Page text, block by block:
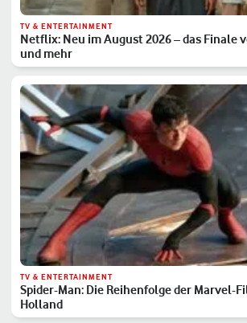
TV & ENTERTAINMENT
Netflix: Neu im August 2026 – das Finale
und mehr
TV & ENTERTAINMENT
Spider-Man: Die Reihenfolge der Marvel-
Holland